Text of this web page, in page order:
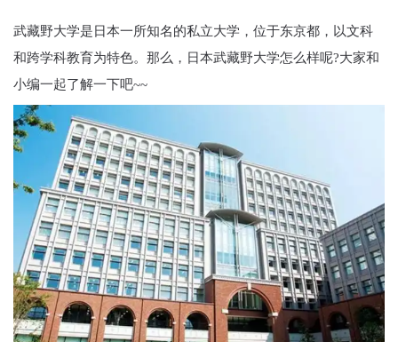
武藏野大学是日本一所知名的私立大学，位于东京都，以文科
和跨学科教育为特色。那么，日本武藏野大学怎么样呢?大家和
小编一起了解一下吧~~